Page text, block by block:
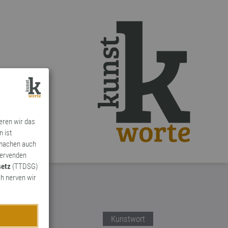
wir das
ist
auch
(TTDSG)
nerven wir
Kunstwort